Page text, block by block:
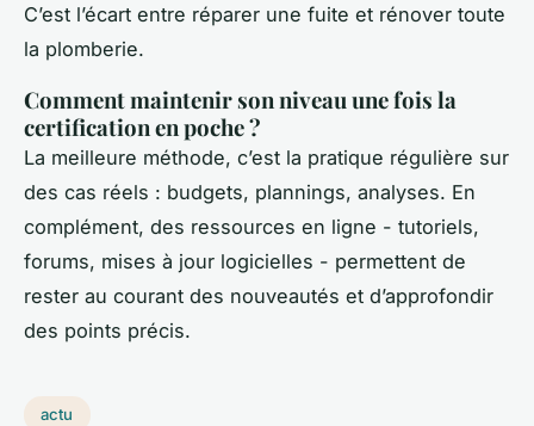
C’est l’écart entre réparer une fuite et rénover toute
la plomberie.
Comment maintenir son niveau une fois la
certification en poche ?
La meilleure méthode, c’est la pratique régulière sur
des cas réels : budgets, plannings, analyses. En
complément, des ressources en ligne - tutoriels,
forums, mises à jour logicielles - permettent de
rester au courant des nouveautés et d’approfondir
des points précis.
actu